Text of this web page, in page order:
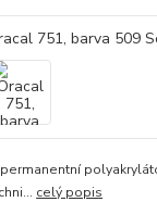
celý popis